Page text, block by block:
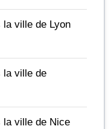
ville de Lyon
la ville de
la ville de Nice